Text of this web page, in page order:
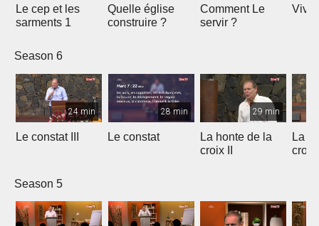
Le cep et les
sarments 1
Quelle église
construire ?
Comment Le
servir ?
Season 6
24 min
Le constat III
28 min
Le constat
29 min
La honte de la
croix II
La
croix
Season 5